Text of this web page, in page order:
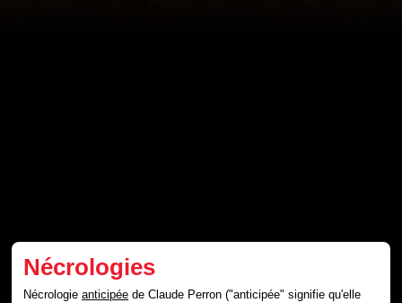
Nécrologies
Nécrologieanticipée de Claude Perron ("anticipée" signifie qu'elle